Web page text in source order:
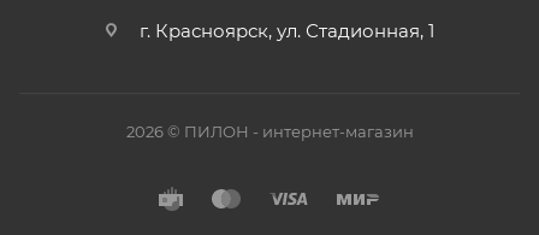
г. Красноярск, ул. Стадионная, 1
2026 © ПИЛОН - интернет-магазин